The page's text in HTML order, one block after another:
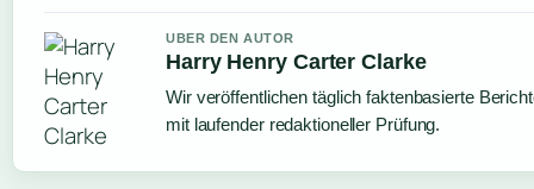
UBER DEN AUTOR
Harry Henry Carter Clarke
Wir veröffentlichen täglich faktenbasierte
mit laufender redaktioneller Prüfung.